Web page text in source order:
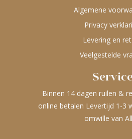
Algemene
Privacy
Levering en
Veelgestelde
Binnen 14 dagen ruilen &
online betalen Levertijd 1-3
omwille van